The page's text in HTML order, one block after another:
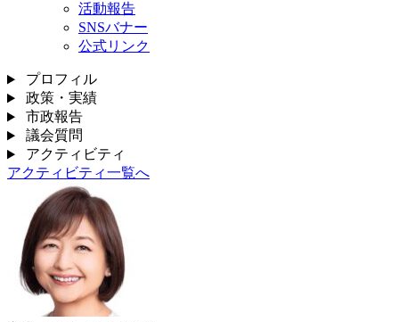
活動報告
SNSバナー
公式リンク
プロフィル
政策・実績
市政報告
議会質問
アクティビティ
アクティビティ一覧へ